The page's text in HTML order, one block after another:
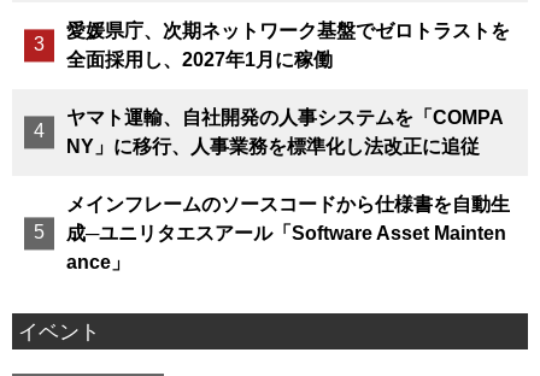
愛媛県庁、次期ネットワーク基盤でゼロトラストを
全面採用し、2027年1月に稼働
ヤマト運輸、自社開発の人事システムを「COMPA
NY」に移行、人事業務を標準化し法改正に追従
メインフレームのソースコードから仕様書を自動生
成─ユニリタエスアール「Software Asset Mainten
ance」
イベント